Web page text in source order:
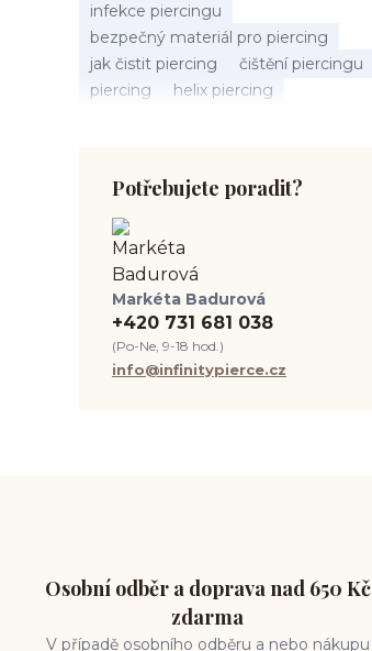
infekce piercingu
bezpečný materiál pro piercing
jak čistit piercing
čištění piercingu
piercing
helix piercing
septum piercing
módní piercing
intimní piercing
tipy pro piercing
piercing pro začátečníky
body piercing
ušní piercing
piercing rady
nový piercing
piercing ucha
chirurgická ocel 316L
první piercing
hypoalergenní materiál
ocelové šperky
titan šperky
luxusní piercing
velikost piercingu
Potřebujete poradit?
Markéta Badurová
+420 731 681 038
(Po-Ne, 9-18 hod.)
info@infinitypierce.cz
Osobní odběr a doprava nad 650 Kč
zdarma
V případě osobního odběru a nebo nákupu